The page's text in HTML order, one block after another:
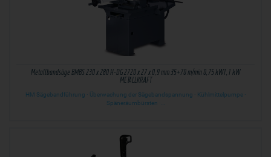
Metallbandsäge BMBS 230 x 280 H-DG 2720 x 27 x 0,9 mm 35+70 m/min 0,75 kW1,1 kW
METALLKRAFT
HM Sägebandführung · Überwachung der Sägebandspannung · Kühlmittelpumpe ·
Späneräumbürsten ·…